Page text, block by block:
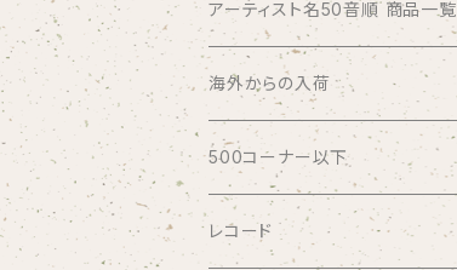
アーティスト名50音順 商品一覧
ABSOLUTE LOSERS
AFRICA
AGU
海外からの入荷
500コーナー以下
レコード